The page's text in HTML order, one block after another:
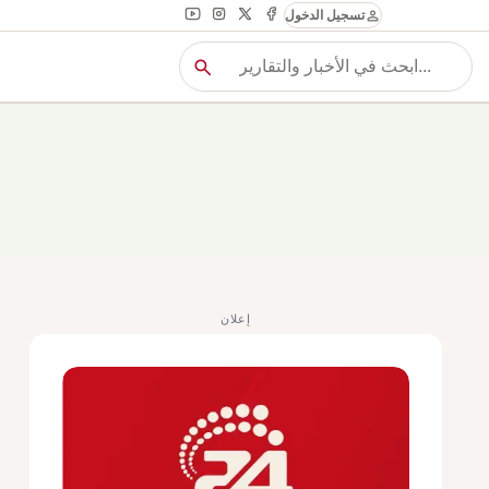
personتسجيل الدخول
بحث search
إعلان